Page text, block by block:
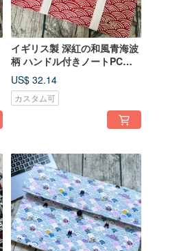
イギリス製 深紅の和風青海波
柄 ハンドル付きノートPC保
護ケース カスタムサイズ
US$ 32.14
カスタム可